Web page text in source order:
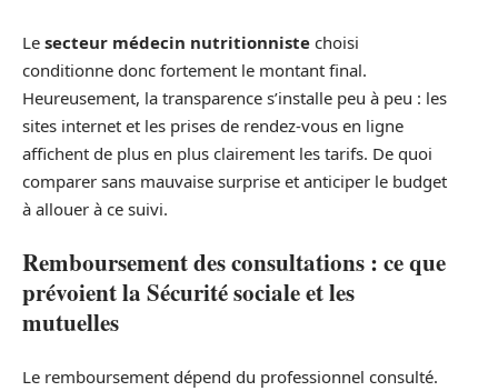
Le secteur médecin nutritionniste choisi
conditionne donc fortement le montant final.
Heureusement, la transparence s’installe peu à peu : les
sites internet et les prises de rendez-vous en ligne
affichent de plus en plus clairement les tarifs. De quoi
comparer sans mauvaise surprise et anticiper le budget
à allouer à ce suivi.
Remboursement des consultations : ce que
prévoient la Sécurité sociale et les
mutuelles
Le remboursement dépend du professionnel consulté.